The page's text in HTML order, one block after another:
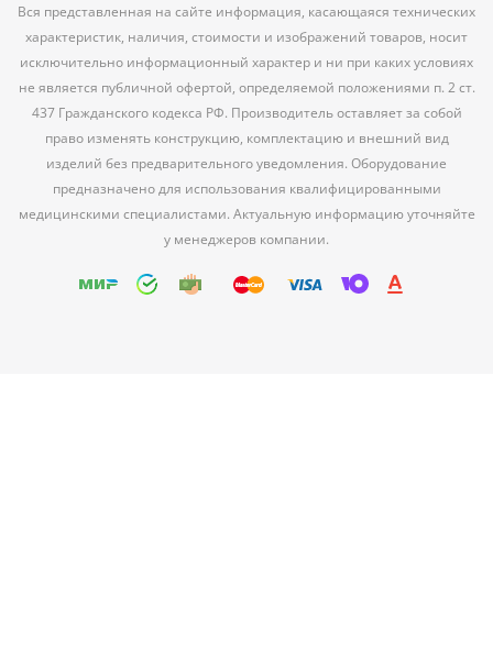
Вся представленная на сайте информация, касающаяся технических
характеристик, наличия, стоимости и изображений товаров, носит
исключительно информационный характер и ни при каких условиях
не является публичной офертой, определяемой положениями п. 2 ст.
437 Гражданского кодекса РФ. Производитель оставляет за собой
право изменять конструкцию, комплектацию и внешний вид
изделий без предварительного уведомления. Оборудование
предназначено для использования квалифицированными
медицинскими специалистами. Актуальную информацию уточняйте
у менеджеров компании.